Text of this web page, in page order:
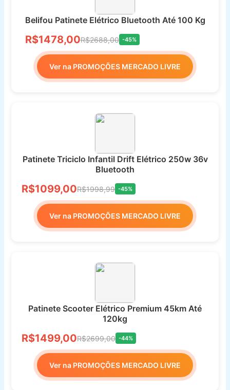
Belifou Patinete Elétrico Bluetooth Até 100 Kg
R$1478,00R$2688,00 -45%
Ver na PROMOÇÕES MERCADO LIVRE
Patinete Triciclo Infantil Drift Elétrico 250w 36v
Bluetooth
R$1099,00R$1998,99 -45%
Ver na PROMOÇÕES MERCADO LIVRE
Patinete Scooter Elétrico Premium 45km Até
120kg
R$1499,00R$2699,00 -44%
Ver na PROMOÇÕES MERCADO LIVRE